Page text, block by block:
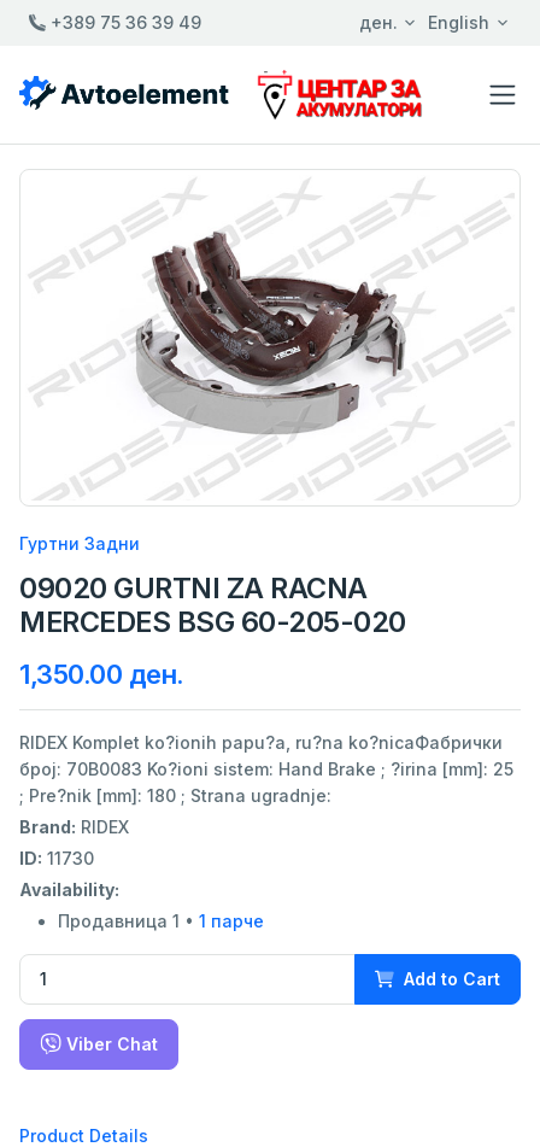
+389 75 36 39 49 ден. English
Гуртни Задни
09020 GURTNI ZA RACNA
MERCEDES BSG 60-205-020
1,350.00 ден.
RIDEX Komplet ko?ionih papu?a, ru?na ko?nicaФабрички
број: 70B0083 Ko?ioni sistem: Hand Brake ; ?irina [mm]: 25
; Pre?nik [mm]: 180 ; Strana ugradnje:
Brand: RIDEX
ID: 11730
Availability:
Продавница 1 • 1 парче
Add to Cart
Viber Chat
Product Details